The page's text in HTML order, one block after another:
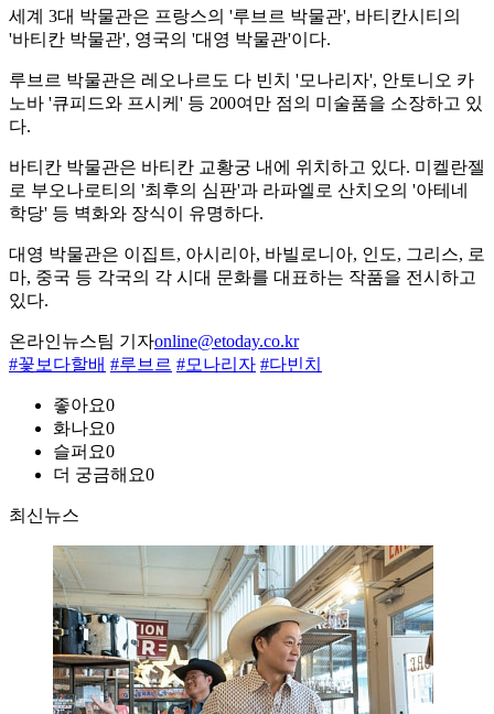
세계 3대 박물관은 프랑스의 '루브르 박물관', 바티칸시티의
'바티칸 박물관', 영국의 '대영 박물관'이다.
루브르 박물관은 레오나르도 다 빈치 '모나리자', 안토니오 카
노바 '큐피드와 프시케' 등 200여만 점의 미술품을 소장하고 있
다.
바티칸 박물관은 바티칸 교황궁 내에 위치하고 있다. 미켈란젤
로 부오나로티의 '최후의 심판'과 라파엘로 산치오의 '아테네
학당' 등 벽화와 장식이 유명하다.
대영 박물관은 이집트, 아시리아, 바빌로니아, 인도, 그리스, 로
마, 중국 등 각국의 각 시대 문화를 대표하는 작품을 전시하고
있다.
온라인뉴스팀 기자online@etoday.co.kr
#꽃보다할배 #루브르 #모나리자 #다빈치
좋아요0
화나요0
슬퍼요0
더 궁금해요0
최신뉴스